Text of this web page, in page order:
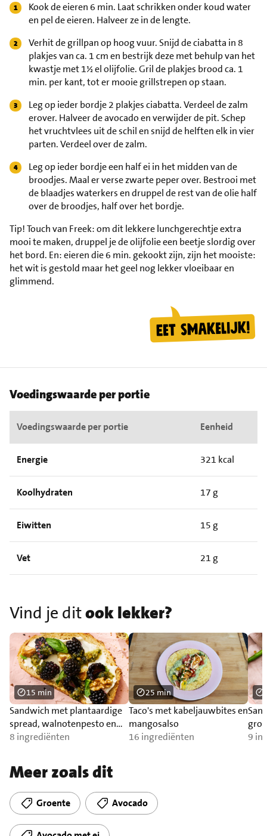
Kook de eieren 6 min. Laat schrikken onder koud water
en pel de eieren. Halveer ze in de lengte.
Verhit de grillpan op hoog vuur. Snijd de ciabatta in 8
plakjes van ca. 1 cm en bestrijk deze met behulp van het
kwastje met 1½ el olijfolie. Gril de plakjes brood ca. 1
min. per kant, tot er mooie grillstrepen op staan.
Leg op ieder bordje 2 plakjes ciabatta. Verdeel de zalm
erover. Halveer de avocado en verwijder de pit. Schep
het vruchtvlees uit de schil en snijd de helften elk in vier
parten. Verdeel over de zalm.
Leg op ieder bordje een half ei in het midden van de
broodjes. Maal er verse zwarte peper over. Bestrooi met
de blaadjes waterkers en druppel de rest van de olie half
over de broodjes, half over het bordje.
Tip!Touch van Freek: om dit lekkere lunchgerechtje extra
mooi te maken, druppel je de olijfolie een beetje slordig over
het bord. En: eieren die 6 min. gekookt zijn, zijn het mooiste:
het wit is gestold maar het geel nog lekker vloeibaar en
glimmend.
Voedingswaarde per portie
Voedingswaarde per portie Eenheid
Energie 321 kcal
Koolhydraten 17 g
Eiwitten 15 g
Vet 21 g
Vind je ditook lekker?
Sandwich met plantaardige
spread, walnotenpesto en
bramen.
8 ingrediënten
15 min
Taco's met kabeljauwbites en
mangosalso
16 ingrediënten
25 min
9
Meer zoals dit
Groente Avocado